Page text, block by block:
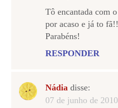
Tô encantada com
por acaso e já to fã!!
Parabéns!
RESPONDER
Nádia disse:
07 de junho de